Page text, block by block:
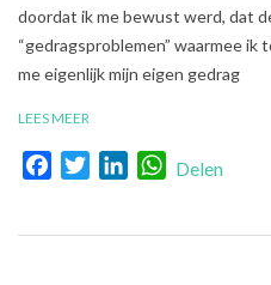
doordat ik me bewust werd, dat
“gedragsproblemen” waarmee
me eigenlijk mijn eigen gedrag
LEES MEER
FacebookTwitterLinkedInWhatsApp
Delen